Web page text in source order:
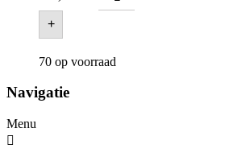
+
70 op voorraad
Navigatie
Menu